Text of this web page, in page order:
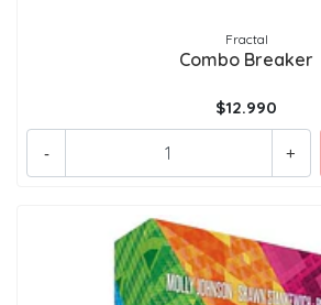
Fractal
Combo Breaker
$12.990
+
-